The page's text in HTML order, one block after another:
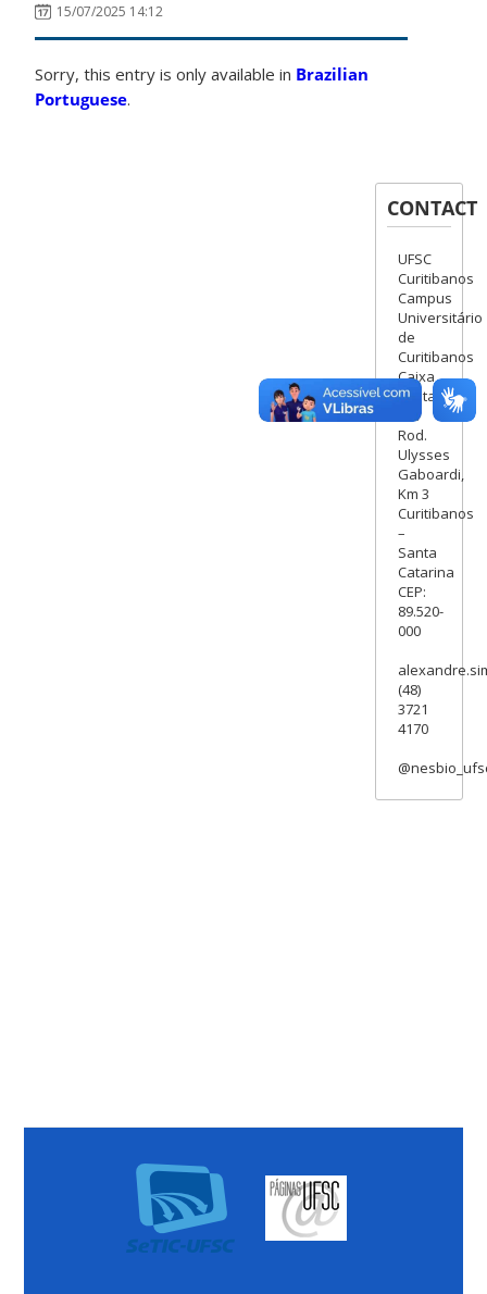
15/07/2025 14:12
Sorry, this entry is only available in Brazilian
Portuguese.
CONTACT
UFSC
Curitibanos
Campus
Universitário
de
Curitibanos
Caixa
Postal
101
Rod.
Ulysses
Gaboardi,
Km 3
Curitibanos
–
Santa
Catarina
CEP:
89.520-
000
(48)
3721
4170